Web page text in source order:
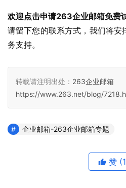
欢迎点击申请263企业邮箱免费
请留下您的联系方式，我们将安
务支持。
转载请注明出处： 263企业邮箱
https://www.263.net/blog/
企业邮箱-263企业邮箱专题
赞